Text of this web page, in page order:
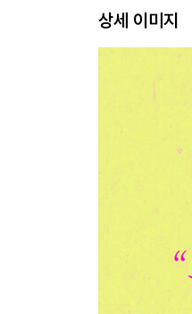
우리 집은 바스
강요된 관용을
왜 그런 남자와
2부 다시 새로
이곳에서 새로
이 세상의 수줍
이 깊은 상실을
이제는 두려워
최대한 많은 무
상세 이미지